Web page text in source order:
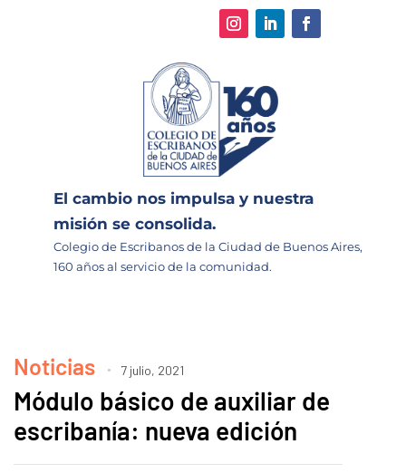
El cambio nos impulsa y nuestra
misión se consolida.
Colegio de Escribanos de la Ciudad de Buenos Aires,
160 años al servicio de la comunidad.
Noticias 7 julio, 2021
Módulo básico de auxiliar de
escribanía: nueva edición